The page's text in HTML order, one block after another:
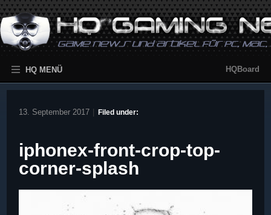
HQ MENÜ HQBoard
13. September 2017 Filed under:
iphonex-front-crop-top-
corner-splash